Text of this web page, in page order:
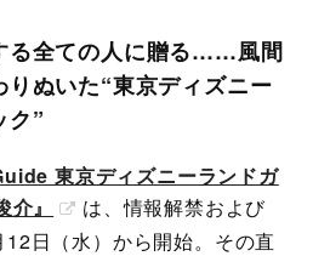
る全ての人に贈る……風間
ぬいた“東京ディズニー
ク”
東京ディズニーランドガ
』
は、情報解禁および
日（水）から開始。その直